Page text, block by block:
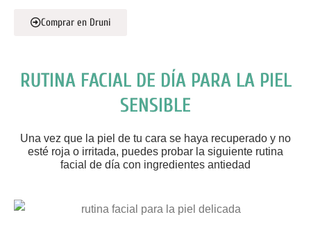
Comprar en Druni
RUTINA FACIAL DE DÍA PARA LA PIEL
SENSIBLE
Una vez que la piel de tu cara se haya recuperado y no
esté roja o irritada, puedes probar la siguiente rutina
facial de día con ingredientes antiedad